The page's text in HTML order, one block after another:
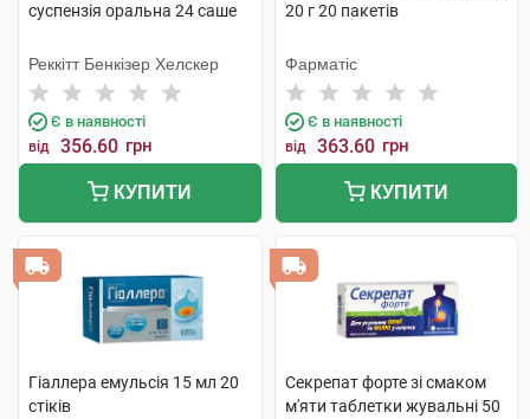
суспензія оральна 24 саше
Реккітт Бенкізер Хелскер
Є в наявності
від 356.60 грн
КУПИТИ
20 г 20 пакетів
Фарматіс
Є в наявності
від 363.60 грн
КУПИТИ
Гіаллера емульсія 15 мл 20
стіків
Секрепат форте зі смаком
м'яти таблетки жувальні 50